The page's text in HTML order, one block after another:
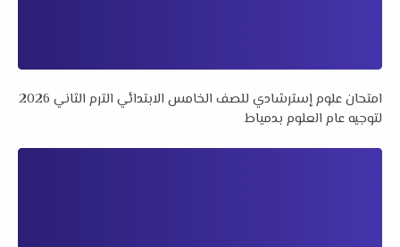
امتحان علوم إسترشادي للصف الخامس الابتدائي الترم الثاني 2026
لتوجيه عام العلوم بدمياط